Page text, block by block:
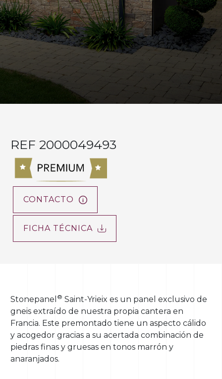
REF 2000049493
CONTACTO
FICHA TÉCNICA
Stonepanel ® Saint-Yrieix es un panel exclusivo de
gneis extraído de nuestra propia cantera en
Francia. Este premontado tiene un aspecto cálido
y acogedor gracias a su acertada combinación de
piedras finas y gruesas en tonos marrón y
anaranjados.